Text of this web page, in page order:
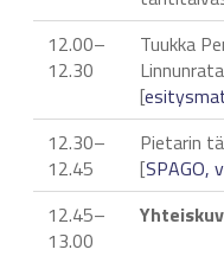
12.00–
12.30
Tuukka
[
12.30–
12.45
Pietarin
[SPAGO,
12.45–
13.00